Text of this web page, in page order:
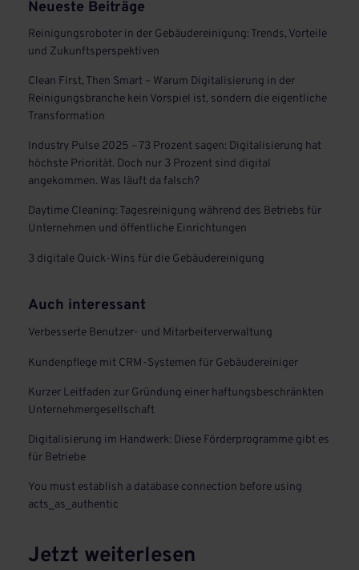
Neueste Beiträge
Reinigungsroboter in der Gebäudereinigung: Trends, Vorteile
und Zukunftsperspektiven
Clean First, Then Smart – Warum Digitalisierung in der
Reinigungsbranche kein Vorspiel ist, sondern die eigentliche
Transformation
Industry Pulse 2025 – 73 Prozent sagen: Digitalisierung hat
höchste Priorität. Doch nur 3 Prozent sind digital
angekommen. Was läuft da falsch?
Daytime Cleaning: Tagesreinigung während des Betriebs für
Unternehmen und öffentliche Einrichtungen
3 digitale Quick-Wins für die Gebäudereinigung
Auch interessant
Verbesserte Benutzer- und Mitarbeiterverwaltung
Kundenpflege mit CRM-Systemen für Gebäudereiniger
Kurzer Leitfaden zur Gründung einer haftungsbeschränkten
Unternehmergesellschaft
Digitalisierung im Handwerk: Diese Förderprogramme gibt es
für Betriebe
You must establish a database connection before using
acts_as_authentic
Jetzt weiterlesen